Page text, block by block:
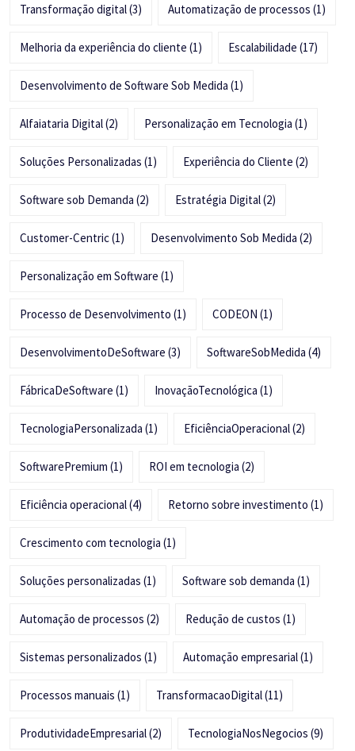
Transformação digital(3) Automatização de processos (1)
Melhoria da experiência do cliente (1) Escalabilidade (17)
Desenvolvimento de Software Sob Medida (1)
Alfaiataria Digital(2) Personalização em Tecnologia (1)
Soluções Personalizadas (1) Experiência do Cliente (2)
Software sob Demanda (2) Estratégia Digital(2)
Customer-Centric(1) Desenvolvimento Sob Medida (2)
Personalização em Software (1)
Processo de Desenvolvimento (1) CODEON (1)
DesenvolvimentoDeSoftware (3) SoftwareSobMedida (4)
FábricaDeSoftware (1) InovaçãoTecnológica (1)
TecnologiaPersonalizada (1) EficiênciaOperacional(2)
SoftwarePremium (1) ROI em tecnologia (2)
Eficiência operacional(4) Retorno sobre investimento (1)
Crescimento com tecnologia (1)
Soluções personalizadas (1) Software sob demanda (1)
Automação de processos (2) Redução de custos (1)
Sistemas personalizados (1) Automação empresarial(1)
Processos manuais (1) TransformacaoDigital(11)
ProdutividadeEmpresarial(2) TecnologiaNosNegocios (9)